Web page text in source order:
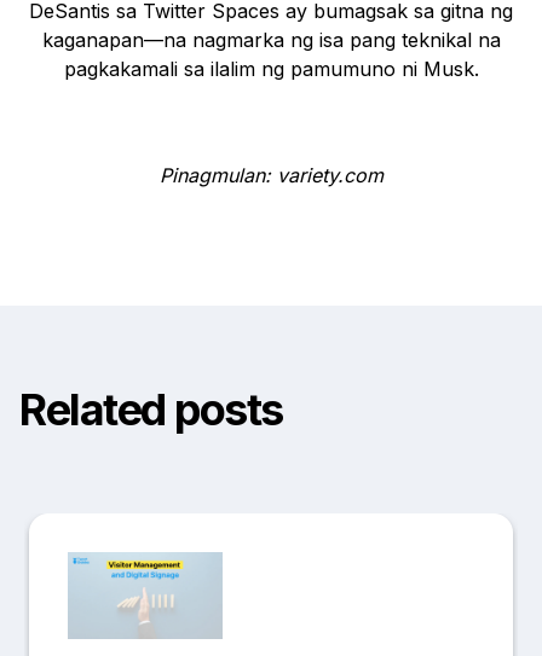
DeSantis sa Twitter Spaces ay bumagsak sa gitna ng
kaganapan—na nagmarka ng isa pang teknikal na
pagkakamali sa ilalim ng pamumuno ni Musk.
Pinagmulan: variety.com
Related posts